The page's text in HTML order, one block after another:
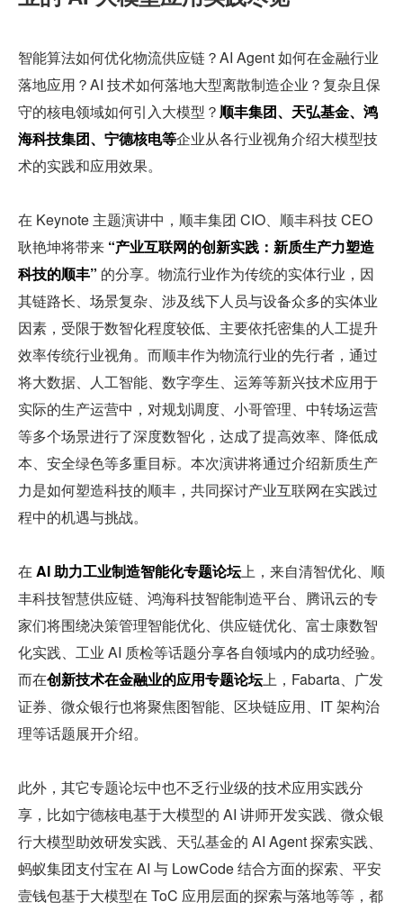
智能算法如何优化物流供应链？AI Agent 如何在金融行业
落地应用？AI 技术如何落地大型离散制造企业？复杂且保
守的核电领域如何引入大模型？顺丰集团、天弘基金、鸿
海科技集团、宁德核电等企业从各行业视角介绍大模型技
术的实践和应用效果。
在 Keynote 主题演讲中，顺丰集团 CIO、顺丰科技 CEO
耿艳坤将带来 “产业互联网的创新实践：新质生产力塑造
科技的顺丰” 的分享。物流行业作为传统的实体行业，因
其链路长、场景复杂、涉及线下人员与设备众多的实体业
因素，受限于数智化程度较低、主要依托密集的人工提升
效率传统行业视角。而顺丰作为物流行业的先行者，通过
将大数据、人工智能、数字孪生、运筹等新兴技术应用于
实际的生产运营中，对规划调度、小哥管理、中转场运营
等多个场景进行了深度数智化，达成了提高效率、降低成
本、安全绿色等多重目标。本次演讲将通过介绍新质生产
力是如何塑造科技的顺丰，共同探讨产业互联网在实践过
程中的机遇与挑战。
在 AI 助力工业制造智能化专题论坛上，来自清智优化、顺
丰科技智慧供应链、鸿海科技智能制造平台、腾讯云的专
家们将围绕决策管理智能优化、供应链优化、富士康数智
化实践、工业 AI 质检等话题分享各自领域内的成功经验。
而在创新技术在金融业的应用专题论坛上，Fabarta、广发
证券、微众银行也将聚焦图智能、区块链应用、IT 架构治
理等话题展开介绍。
此外，其它专题论坛中也不乏行业级的技术应用实践分
享，比如宁德核电基于大模型的 AI 讲师开发实践、微众银
行大模型助效研发实践、天弘基金的 AI Agent 探索实践、
蚂蚁集团支付宝在 AI 与 LowCode 结合方面的探索、平安
壹钱包基于大模型在 ToC 应用层面的探索与落地等等，都